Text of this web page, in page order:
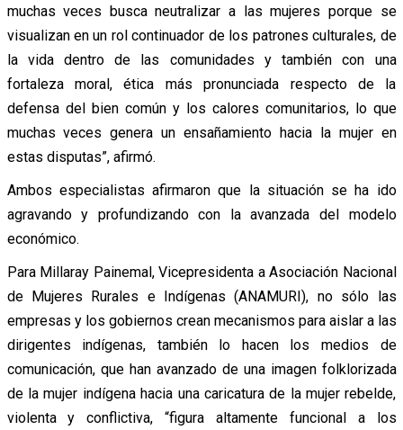
muchas veces busca neutralizar a las mujeres porque se
visualizan en un rol continuador de los patrones culturales, de
la vida dentro de las comunidades y también con una
fortaleza moral, ética más pronunciada respecto de la
defensa del bien común y los calores comunitarios, lo que
muchas veces genera un ensañamiento hacia la mujer en
estas disputas”, afirmó.
Ambos especialistas afirmaron que la situación se ha ido
agravando y profundizando con la avanzada del modelo
económico.
Para Millaray Painemal, Vicepresidenta a Asociación Nacional
de Mujeres Rurales e Indígenas (ANAMURI), no sólo las
empresas y los gobiernos crean mecanismos para aislar a las
dirigentes indígenas, también lo hacen los medios de
comunicación, que han avanzado de una imagen folklorizada
de la mujer indígena hacia una caricatura de la mujer rebelde,
violenta y conflictiva, “figura altamente funcional a los